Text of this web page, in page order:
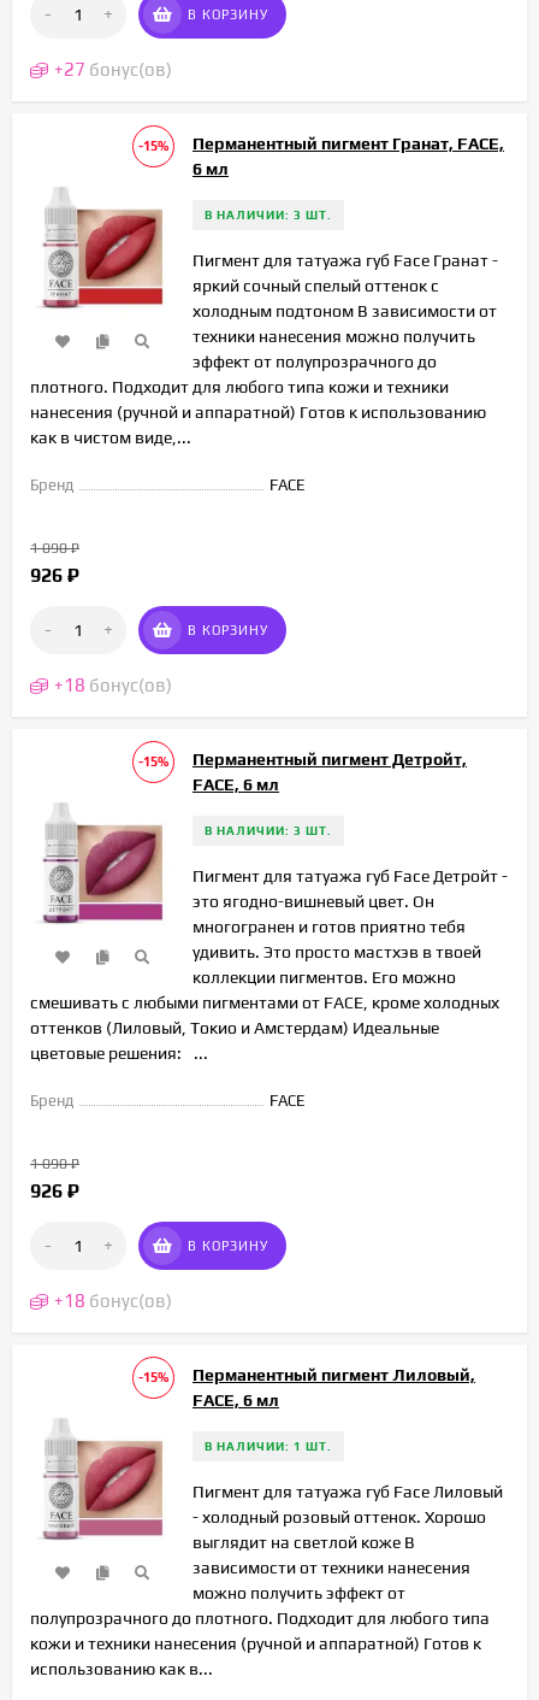
- + В КОРЗИНУ
+27 бонус(ов)
-15%
Перманентный пигмент Гранат, FACE,
6 мл
В НАЛИЧИИ: 3 ШТ.
Пигмент для татуажа губ Face Гранат -
яркий сочный спелый оттенок с
холодным подтоном В зависимости от
техники нанесения можно получить
эффект от полупрозрачного до
плотного. Подходит для любого типа кожи и техники
нанесения (ручной и аппаратной) Готов к использованию
как в чистом виде,...
Бренд FACE
1 090₽
926 ₽
- + В КОРЗИНУ
+18 бонус(ов)
-15%
Перманентный пигмент Детройт,
FACE, 6 мл
В НАЛИЧИИ: 3 ШТ.
Пигмент для татуажа губ Face Детройт -
это ягодно-вишневый цвет. Он
многогранен и готов приятно тебя
удивить. Это просто мастхэв в твоей
коллекции пигментов. Его можно
смешивать с любыми пигментами от FACE, кроме холодных
оттенков (Лиловый, Токио и Амстердам) Идеальные
цветовые решения:⠀...
Бренд FACE
1 090₽
926 ₽
- + В КОРЗИНУ
+18 бонус(ов)
-15%
Перманентный пигмент Лиловый,
FACE, 6 мл
В НАЛИЧИИ: 1 ШТ.
Пигмент для татуажа губ Face Лиловый
- холодный розовый оттенок. Хорошо
выглядит на светлой коже В
зависимости от техники нанесения
можно получить эффект от
полупрозрачного до плотного. Подходит для любого типа
кожи и техники нанесения (ручной и аппаратной) Готов к
использованию как в...